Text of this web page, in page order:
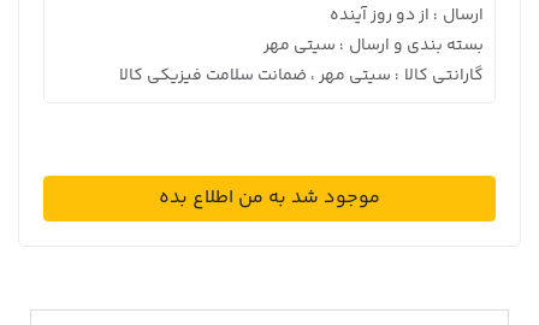
ارسال : از دو روز آینده
بسته بندی و ارسال : سیتی مهر
گارانتی کالا : سیتی مهر ، ضمانت سلامت فیزیکی کالا
موجود شد به من اطلاع بده